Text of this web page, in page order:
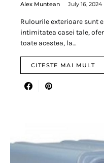
Alex Muntean July 16, 2024
Rulourile exterioare sunt
intimitatea casei tale,
toate acestea, la…
CITESTE MAI MULT